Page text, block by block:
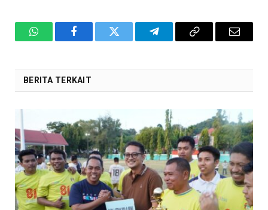
WhatsAppFacebookTwitter TelegramCopy
Email
BERITA TERKAIT